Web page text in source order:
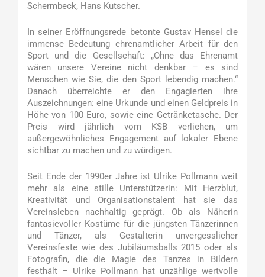
Schermbeck, Hans Kutscher.
In seiner Eröffnungsrede betonte Gustav Hensel die
immense Bedeutung ehrenamtlicher Arbeit für den
Sport und die Gesellschaft: „Ohne das Ehrenamt
wären unsere Vereine nicht denkbar – es sind
Menschen wie Sie, die den Sport lebendig machen.“
Danach überreichte er den Engagierten ihre
Auszeichnungen: eine Urkunde und einen Geldpreis in
Höhe von 100 Euro, sowie eine Getränketasche. Der
Preis wird jährlich vom KSB verliehen, um
außergewöhnliches Engagement auf lokaler Ebene
sichtbar zu machen und zu würdigen.
Seit Ende der 1990er Jahre ist Ulrike Pollmann weit
mehr als eine stille Unterstützerin: Mit Herzblut,
Kreativität und Organisationstalent hat sie das
Vereinsleben nachhaltig geprägt. Ob als Näherin
fantasievoller Kostüme für die jüngsten Tänzerinnen
und Tänzer, als Gestalterin unvergesslicher
Vereinsfeste wie des Jubiläumsballs 2015 oder als
Fotografin, die die Magie des Tanzes in Bildern
festhält – Ulrike Pollmann hat unzählige wertvolle